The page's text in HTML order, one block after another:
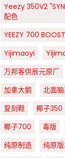
Yeezy 350V2
配色
YEEZY 700 BOOST
Yijimaoyi
万邦客供辰元原厂
加拿大鹅
北面
复刻鞋
椰子350
椰子700
毒版
纯原制造
纯原